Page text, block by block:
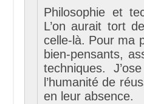
Philosophie et
L’on aurait tort
celle-là. Pour ma
bien-pensants,
techniques.
l’humanité de
en leur absence.